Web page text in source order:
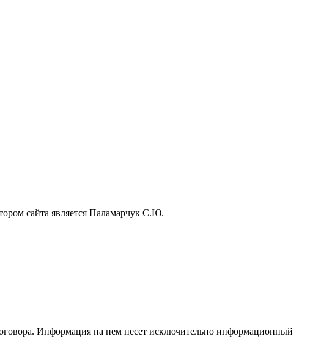
сайта является Паламарчук С.Ю.
Информация на нем несет исключительно информационный